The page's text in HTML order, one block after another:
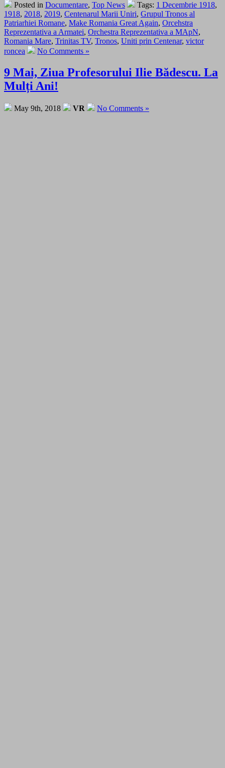
Posted in Documentare, Top News Tags: 1 Decembrie 1918,
1918, 2018, 2019, Centenarul Marii Uniri, Grupul Tronos al
Patriarhiei Romane, Make Romania Great Again, Orcehstra
Reprezentativa a Armatei, Orchestra Reprezentativa a MApN,
Romania Mare, Trinitas TV, Tronos, Uniti prin Centenar, victor
roncea
No Comments »
9 Mai, Ziua Profesorului Ilie Bădescu. La
Mulți Ani!
May 9th, 2018 VR No Comments »